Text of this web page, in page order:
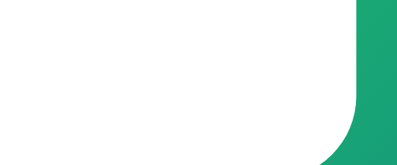
primeira mão a dicas de como reduzir sua conta de luz em até 15% sem